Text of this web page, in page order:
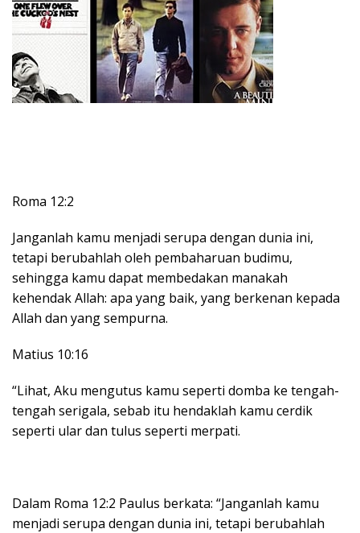
Roma 12:2
Janganlah kamu menjadi serupa dengan dunia ini,
tetapi berubahlah oleh pembaharuan budimu,
sehingga kamu dapat membedakan manakah
kehendak Allah: apa yang baik, yang berkenan kepada
Allah dan yang sempurna.
Matius 10:16
“Lihat, Aku mengutus kamu seperti domba ke tengah-
tengah serigala, sebab itu hendaklah kamu cerdik
seperti ular dan tulus seperti merpati.
Dalam Roma 12:2 Paulus berkata: “Janganlah kamu
menjadi serupa dengan dunia ini, tetapi berubahlah